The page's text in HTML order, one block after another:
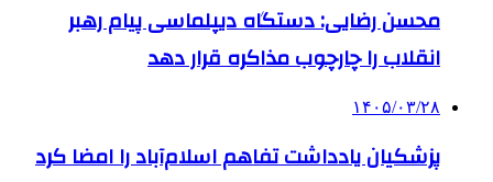
محسن رضایی: دستگاه دیپلماسی پیام رهبر
انقلاب را چارچوب مذاکره قرار دهد
۱۴۰۵/۰۳/۲۸
پزشکیان یادداشت تفاهم اسلام‌آباد را امضا کرد